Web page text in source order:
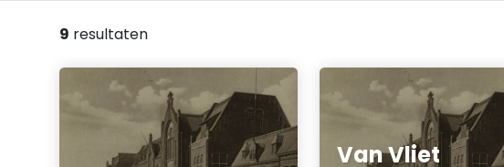
9 resultaten
Van Vliet